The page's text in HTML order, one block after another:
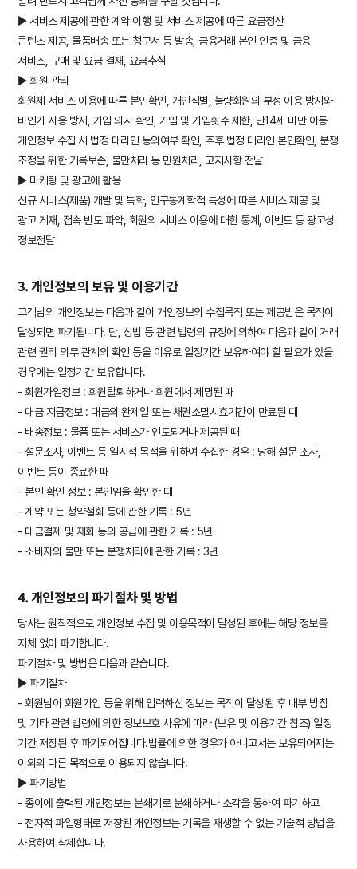
▶ 서비스 제공에 관한 계약 이행 및 서비스 제공에 따른 요금정산
콘텐츠 제공, 물품배송 또는 청구서 등 발송, 금융거래 본인 인증 및 금융
서비스, 구매 및 요금 결재, 요금추심
▶ 회원 관리
회원제 서비스 이용에 따른 본인확인, 개인식별, 불량회원의 부정 이용 방지와
비인가 사용 방지, 가입 의사 확인, 가입 및 가입횟수 제한, 만14세 미만 아동
개인정보 수집 시 법정 대리인 동의여부 확인, 추후 법정 대리인 본인확인, 분쟁
조정을 위한 기록보존, 불만처리 등 민원처리, 고지사항 전달
▶ 마케팅 및 광고에 활용
신규 서비스(제품) 개발 및 특화, 인구통계학적 특성에 따른 서비스 제공 및
광고 게재, 접속 빈도 파악, 회원의 서비스 이용에 대한 통계, 이벤트 등 광고성
정보전달
3. 개인정보의 보유 및 이용기간
고객님의 개인정보는 다음과 같이 개인정보의 수집목적 또는 제공받은 목적이
달성되면 파기됩니다. 단, 상법 등 관련 법령의 규정에 의하여 다음과 같이 거래
관련 권리 의무 관계의 확인 등을 이유로 일정기간 보유하여야 할 필요가 있을
경우에는 일정기간 보유합니다.
- 회원가입정보 : 회원탈퇴하거나 회원에서 제명된 때
- 대금 지급정보 : 대금의 완제일 또는 채권소멸시효기간이 만료된 때
- 배송정보 : 물품 또는 서비스가 인도되거나 제공된 때
- 설문조사, 이벤트 등 일시적 목적을 위하여 수집한 경우 : 당해 설문 조사,
이벤트 등이 종료한 때
- 본인 확인 정보 : 본인임을 확인한 때
- 계약 또는 청약철회 등에 관한 기록 : 5년
- 대금결제 및 재화 등의 공급에 관한 기록 : 5년
- 소비자의 불만 또는 분쟁처리에 관한 기록 : 3년
4. 개인정보의 파기절차 및 방법
당사는 원칙적으로 개인정보 수집 및 이용목적이 달성된 후에는 해당 정보를
지체 없이 파기합니다.
파기절차 및 방법은 다음과 같습니다.
▶ 파기절차
- 회원님이 회원가입 등을 위해 입력하신 정보는 목적이 달성된 후 내부 방침
및 기타 관련 법령에 의한 정보보호 사유에 따라 (보유 및 이용기간 참조) 일정
기간 저장된 후 파기되어집니다.법률에 의한 경우가 아니고서는 보유되어지는
이외의 다른 목적으로 이용되지 않습니다.
▶ 파기방법
- 종이에 출력된 개인정보는 분쇄기로 분쇄하거나 소각을 통하여 파기하고
- 전자적 파일형태로 저장된 개인정보는 기록을 재생할 수 없는 기술적 방법을
사용하여 삭제합니다.